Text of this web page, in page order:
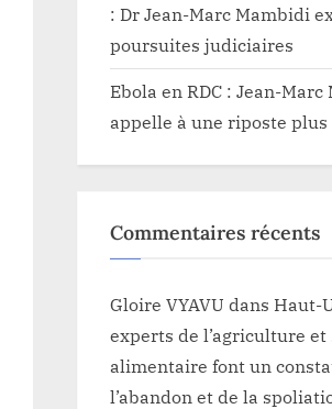
: Dr Jean-Marc Mambidi
poursuites judiciaires
Ebola en RDC : Jean-
appelle à une riposte plus
Commentaires récents
Gloire VYAVU dans Haut-
experts de l’agriculture
alimentaire font un
l’abandon et de la